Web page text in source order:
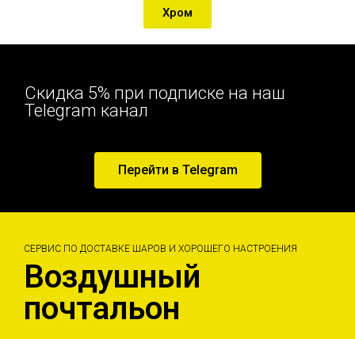
Хром
Скидка 5% при подписке на наш
Telegram канал
Перейти в Telegram
СЕРВИС ПО ДОСТАВКЕ ШАРОВ И ХОРОШЕГО НАСТРОЕНИЯ
Воздушный
почтальон